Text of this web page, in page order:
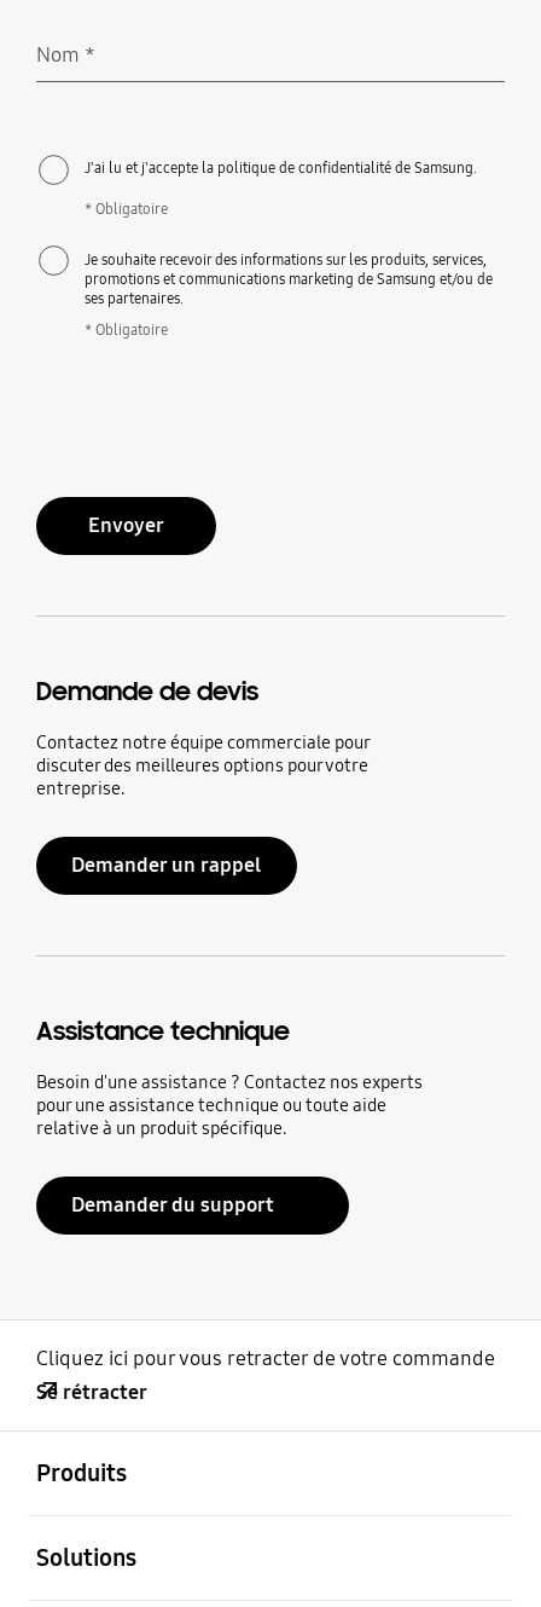
Nom *
J'ai lu et j'accepte la politique de confidentialité de Samsung.
* Obligatoire
Je souhaite recevoir des informations sur les produits, services,
promotions et communications marketing de Samsung et/ou de
ses partenaires.
* Obligatoire
Envoyer
Demande de devis
Contactez notre équipe commerciale pour
discuter des meilleures options pour votre
entreprise.
Demander un rappel
Assistance technique
Besoin d'une assistance ? Contactez nos experts
pour une assistance technique ou toute aide
relative à un produit spécifique.
Demander du support
Cliquez ici pour vous retracter de votre commande
Se rétracter
Produits
Solutions